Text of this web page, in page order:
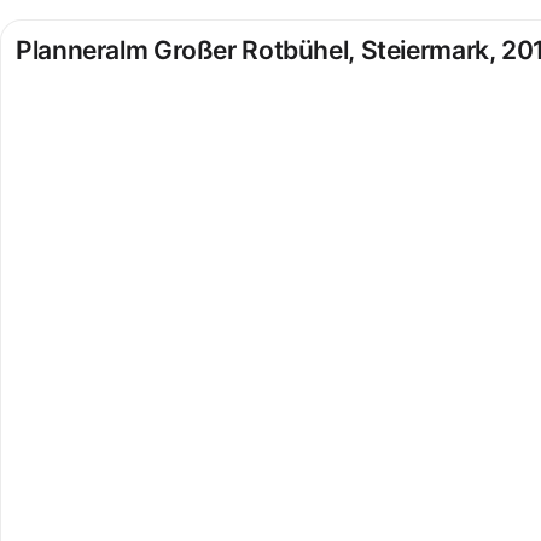
Planneralm Großer Rotbühel, Steiermark,